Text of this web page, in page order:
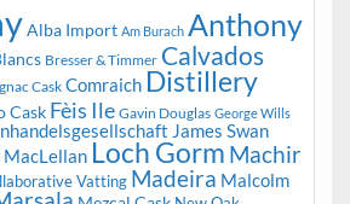
Alba Import Am Burach Anthony
Bresser & Timmer Calvados
Cask Comraich Distillery
Cask Fèis Ile Gavin Douglas George Wills
James Swan
MacLellan Loch Gorm Machir
Vatting Madeira Malcolm